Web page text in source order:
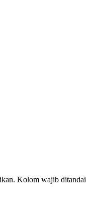
Kolom wajib ditandai